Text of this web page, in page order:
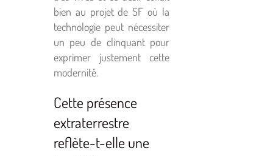
bien au projet de SF où la
technologie peut nécessiter
un peu de clinquant pour
exprimer justement cette
modernité.
Cette présence
extraterrestre
reflète-t-elle une